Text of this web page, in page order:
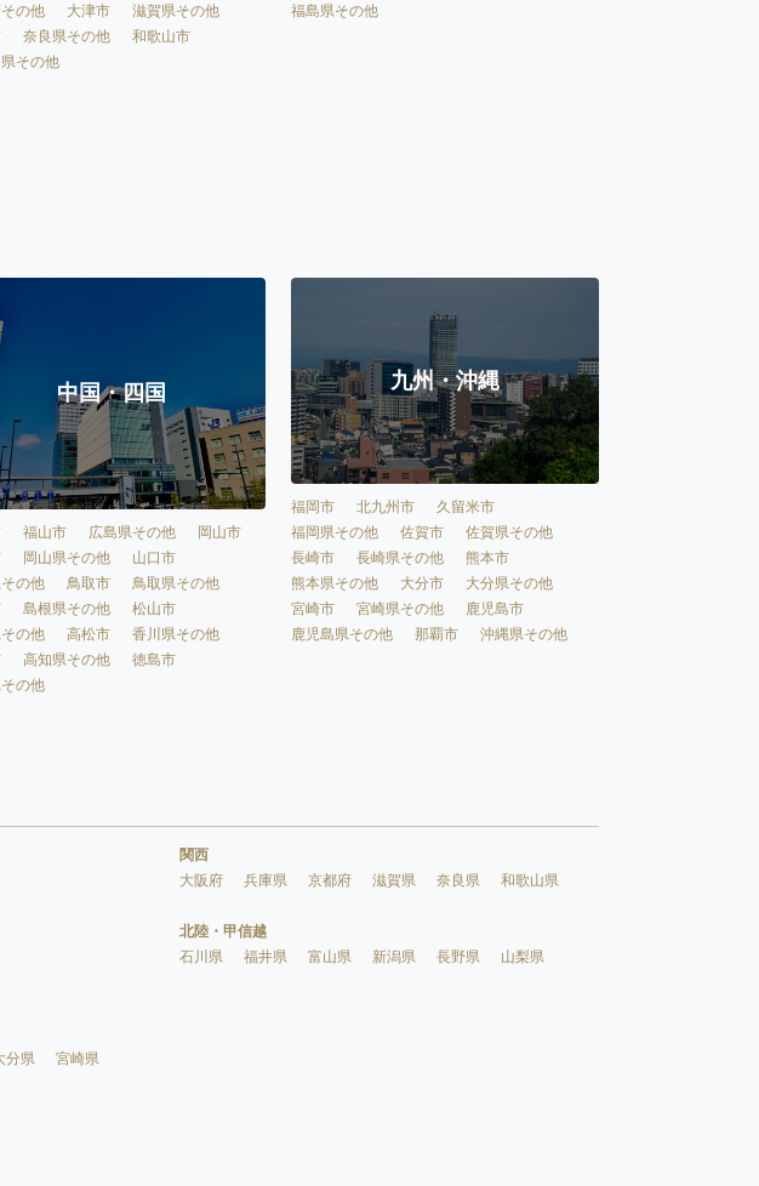
の他
大津市
滋賀県その他
奈良県その他
和歌山市
その他
福島県その他
中国・四国
福山市 広島県その他
岡山市
岡山県その他
山口市
の他
鳥取市
鳥取県その他
島根県その他
松山市
の他
高松市
香川県その他
高知県その他
徳島市
の他
九州・沖縄
福岡市 北九州市
久留米市
福岡県その他
佐賀市
佐賀県その他
長崎市
長崎県その他
熊本市
熊本県その他
大分市
大分県その他
宮崎市
宮崎県その他
鹿児島市
鹿児島県その他
那覇市 沖縄県その他
関西
大阪府
兵庫県 京都府 滋賀県 奈良県 和歌山県
北陸・甲信越
石川県
福井県 富山県 新潟県 長野県 山梨県
分県
宮崎県